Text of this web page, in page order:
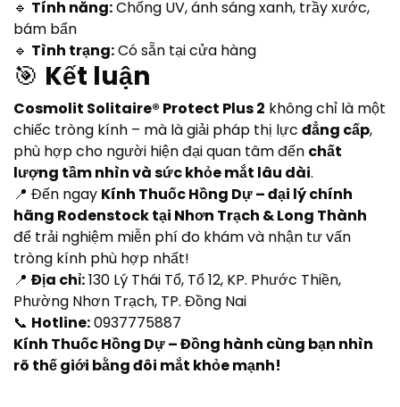
🔹 Tính năng:Chống UV, ánh sáng xanh, trầy xước,
bám bẩn
🔹 Tình trạng:Có sẵn tại cửa hàng
🎯 Kết luận
Cosmolit Solitaire® Protect Plus 2 không chỉ là một
chiếc tròng kính – mà là giải pháp thị lực đẳng cấp,
phù hợp cho người hiện đại quan tâm đến chất
lượng tầm nhìn và sức khỏe mắt lâu dài.
📍 Đến ngay Kính Thuốc Hồng Dự – đại lý chính
hãng Rodenstock tại Nhơn Trạch & Long Thành
để trải nghiệm miễn phí đo khám và nhận tư vấn
tròng kính phù hợp nhất!
📍 Địa chỉ:130 Lý Thái Tổ, Tổ 12, KP. Phước Thiền,
Phường Nhơn Trạch, TP. Đồng Nai
📞 Hotline:0937775887
Kính Thuốc Hồng Dự – Đồng hành cùng bạn nhìn
rõ thế giới bằng đôi mắt khỏe mạnh!